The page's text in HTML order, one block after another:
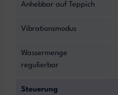
Anhebbar auf Teppich
Vibrationsmodus
Wassermenge
regulierbar
Steuerung